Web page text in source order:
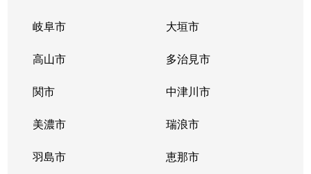
岐阜市 大垣市
高山市 多治見市
関市 中津川市
美濃市 瑞浪市
羽島市 恵那市